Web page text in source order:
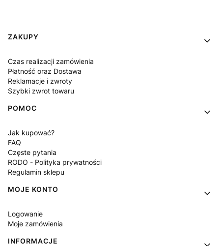
Linki w stopce
ZAKUPY
Czas realizacji zamówienia
Płatność oraz Dostawa
Reklamacje i zwroty
Szybki zwrot towaru
POMOC
Jak kupować?
FAQ
Częste pytania
RODO - Polityka prywatności
Regulamin sklepu
MOJE KONTO
Logowanie
Moje zamówienia
INFORMACJE